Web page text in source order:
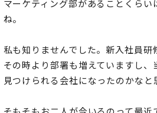
マーケティング部があることくら
ね。
私も知りませんでした。新入社員
その時より部署も増えていますし
見つけられる会社になったのかなと